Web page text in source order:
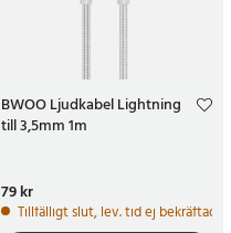
BWOO Ljudkabel Lightning
till 3,5mm 1m
Pris:
79 kr
Tillfälligt slut, lev. tid ej bekräftad.